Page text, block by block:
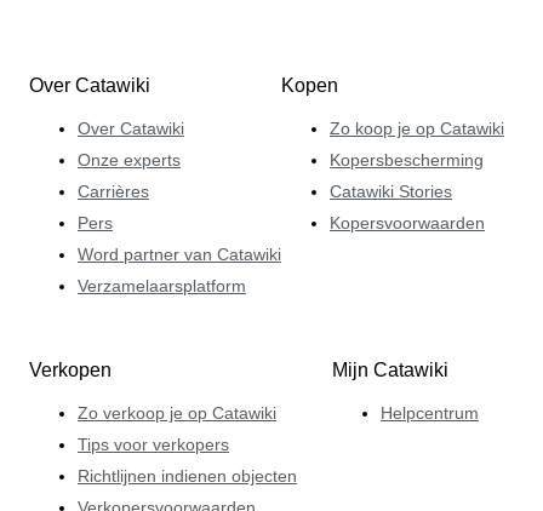
Over Catawiki
Over Catawiki
Onze experts
Carrières
Pers
Word partner van Catawiki
Verzamelaarsplatform
Kopen
Zo koop je op Catawiki
Kopersbescherming
Catawiki Stories
Kopersvoorwaarden
Verkopen
Zo verkoop je op Catawiki
Tips voor verkopers
Richtlijnen indienen objecten
Mijn Catawiki
Helpcentrum